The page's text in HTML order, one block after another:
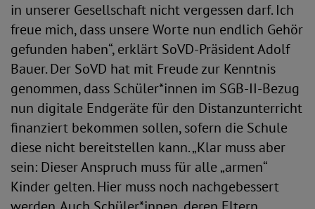
in unserer Gesellschaft nicht vergessen darf. Ich
freue mich, dass unsere Worte nun endlich Gehör
gefunden haben“, erklärt SoVD-Präsident Adolf
Bauer. Der SoVD hat mit Freude zur Kenntnis
genommen, dass Schüler*innen im SGB-II-Bezug
nun digitale Endgeräte für den Distanzunterricht
finanziert bekommen sollen, sofern die Schule
diese nicht bereitstellen kann. „Klar muss aber
sein: Dieser Anspruch muss für alle „armen“
Kinder gelten. Hier muss noch nachgebessert